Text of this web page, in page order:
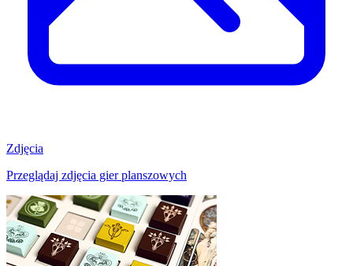
Zdjęcia
Przeglądaj zdjęcia gier planszowych